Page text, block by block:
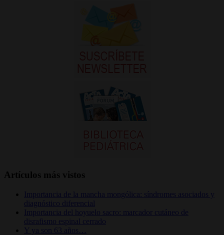
Artículos más vistos
Importancia de la mancha mongólica: síndromes asociados y
diagnóstico diferencial
Importancia del hoyuelo sacro: marcador cutáneo de
disrafismo espinal cerrado
Y ya son 63 años…